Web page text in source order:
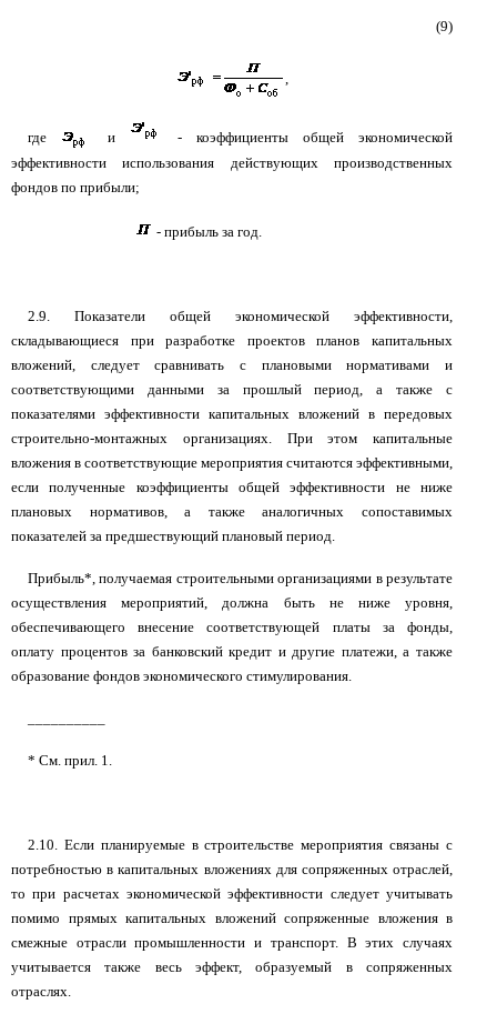
(9)
где и
- коэффициенты общей экономической
эффективности использования действующих производственных
фондов по прибыли;
- прибыль за год.
2.9. Показатели общей экономической эффективности,
складывающиеся при разработке проектов планов капитальных
вложений, следует сравнивать с плановыми нормативами и
соответствующими данными за прошлый период, а также с
показателями эффективности капитальных вложений в передовых
строительно-монтажных организациях. При этом капитальные
вложения в соответствующие мероприятия считаются эффективными,
если полученные коэффициенты общей эффективности не ниже
плановых нормативов, а также аналогичных сопоставимых
показателей за предшествующий плановый период.
Прибыль*, получаемая строительными организациями в результате
осуществления мероприятий, должна быть не ниже уровня,
обеспечивающего внесение соответствующей платы за фонды,
оплату процентов за банковский кредит и другие платежи, а также
образование фондов экономического стимулирования.
* См. прил. 1.
2.10. Если планируемые в строительстве мероприятия связаны с
потребностью в капитальных вложениях для сопряженных отраслей,
то при расчетах экономической эффективности следует учитывать
помимо прямых капитальных вложений сопряженные вложения в
смежные отрасли промышленности и транспорт. В этих случаях
учитывается также весь эффект, образуемый в сопряженных
отраслях.